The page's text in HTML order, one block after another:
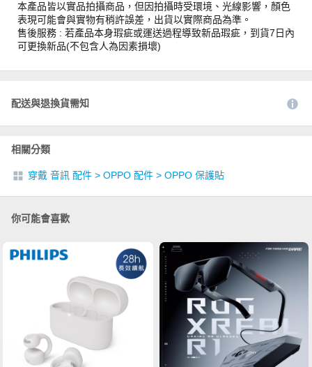
本產品皆以實品拍攝商品，但因拍攝時受環境、光線影響，顏色
表現可能會與實物有稍許誤差，出貨以實際商品為準。
售後服務 : 若產品本身瑕疵或運送過程導致新品瑕疵，到貨7日內
可更換新品(不包含人為因素損壞)
配送與退換貨需知
相關分類
穿戴 音訊 配件 > OPPO 配件 > OPPO 保護貼
你可能會喜歡